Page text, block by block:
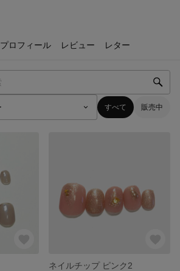
プロフィール レビュー レター
すべて 販売中
ネイルチップ ピンク2